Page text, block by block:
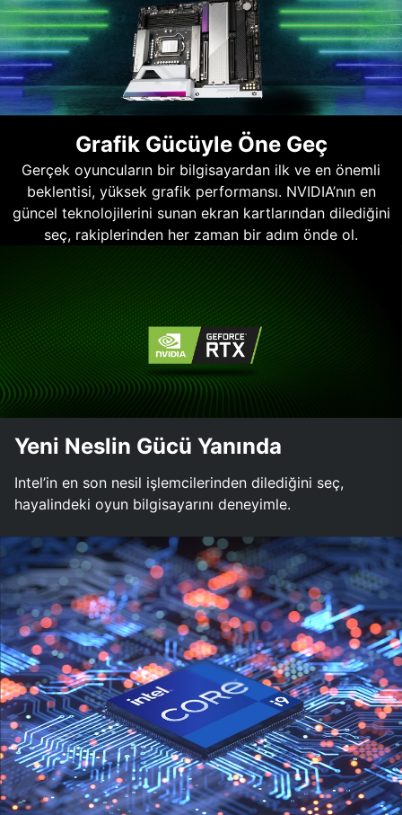
Grafik Gücüyle Öne Geç
Gerçek oyuncuların bir bilgisayardan ilk ve en önemli
beklentisi, yüksek grafik performansı. NVIDIA’nın en
güncel teknolojilerini sunan ekran kartlarından dilediğini
seç, rakiplerinden her zaman bir adım önde ol.
Yeni Neslin Gücü Yanında
Intel’in en son nesil işlemcilerinden dilediğini seç,
hayalindeki oyun bilgisayarını deneyimle.